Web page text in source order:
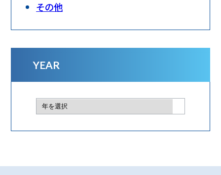
その他
YEAR